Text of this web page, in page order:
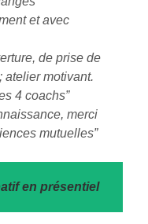
et avec
de prise de
atelier motivant.
4 coachs”
merci
mutuelles”
en présentiel